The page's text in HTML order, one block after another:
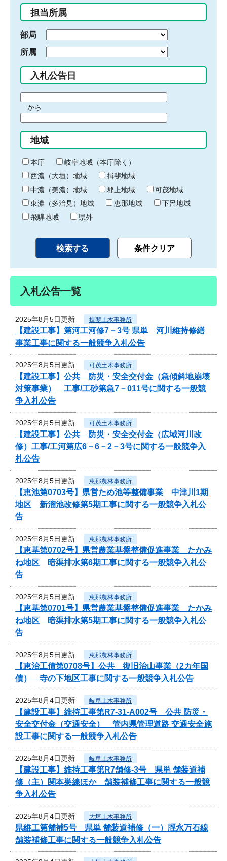
入
力
担当所属
部局
所属
入札公告日
間
始
り
から
間
終
わ
り
地域
本庁
岐阜地域（本庁除く）
西濃（大垣）地域
揖斐地域
中濃（美濃）地域
郡上地域
可茂地域
東濃（多治見）地域
恵那地域
下呂地域
飛騨地域
県外
入札公告一覧
2025年8月5日更新 揖斐土木事務所
【建設工事】第河工河修7－3号 県単 河川維持修繕
事業工事に関する一般競争入札公告
2025年8月5日更新 可茂土木事務所
【建設工事】公共 防災・安全交付金（急傾斜地崩壊
対策事業） 工事/工砂第急7－011号に関する一般競
争入札公告
2025年8月5日更新 可茂土木事務所
【建設工事】公共 防災・安全交付金（広域河川改
修）工事/工河第広6－6－2－3号に関する一般競争入
札公告
2025年8月5日更新 恵那農林事務所
【恵池第0703号】県営ため池等整備事業 中津川1期
地区 新溜池改修第5期工事に関する一般競争入札公
告
2025年8月5日更新 恵那農林事務所
【恵基第0702号】県営農業基盤整備促進事業 たかみ
ね地区 暗渠排水第6期工事に関する一般競争入札公
告
2025年8月5日更新 恵那農林事務所
【恵基第0701号】県営農業基盤整備促進事業 たかみ
ね地区 暗渠排水第5期工事に関する一般競争入札公
告
2025年8月5日更新 恵那農林事務所
【恵治工債第0708号】公共 復旧治山事業（2カ年国
債） 寺の下地区工事に関する一般競争入札公告
2025年8月4日更新 岐阜土木事務所
【建設工事】維持工事第R7-31-A002号 公共 防災・
安全交付金（交通安全） 管内県管理道路 交通安全施
設工事に関する一般競争入札公告
2025年8月4日更新 岐阜土木事務所
【建設工事】維持工事第R7舗修-3号 県単 舗装道補
修（主）関本巣線ほか 舗装補修工事に関する一般競
争入札公告
2025年8月4日更新 大垣土木事務所
県維工第舗補5号 県単 舗装道補修（一）脛永万石線
舗装補修工事に関する一般競争入札公告